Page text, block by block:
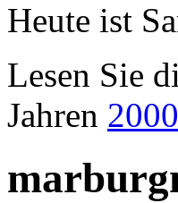
Heute ist
Lesen Sie
Jahren 2000